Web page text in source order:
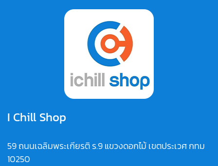
I Chill Shop
59 ถนนเฉลิมพระเกียรติ ร.9 แขวงดอกไม้ เขตประเวศ กทม
10250